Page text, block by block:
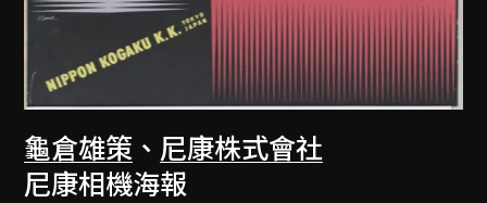
龜倉雄策 、 尼康株式會社
尼康相機海報